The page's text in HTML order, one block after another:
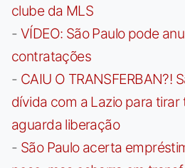
clube da MLS
- VÍDEO: São Paulo pode
contratações
- CAIU O TRANSFERBAN?!
dívida com a Lazio para
aguarda liberação
- São Paulo acerta